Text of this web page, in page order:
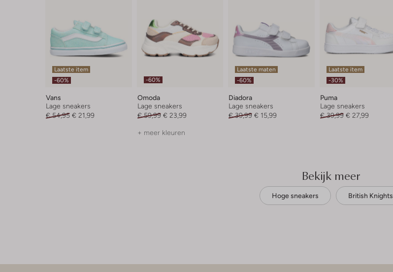
Laatste item
-60%
Vans
Lage sneakers
€ 54,95 € 21,99
-60%
Omoda
Lage sneakers
€ 59,99 € 23,99
+ meer kleuren
Laatste maten
-60%
Diadora
Lage sneakers
€ 39,99 € 15,99
Laatste item
-30%
Puma
Lage sneakers
€ 39,99 € 27,99
Bekijk meer
Hoge sneakers British Knights